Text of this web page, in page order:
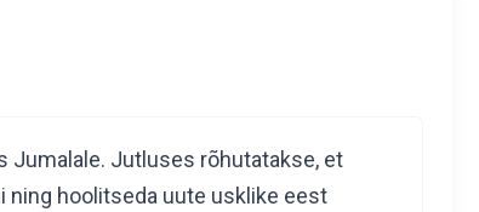
Jumalale. Jutluses rõhutatakse, et
ning hoolitseda uute usklike eest